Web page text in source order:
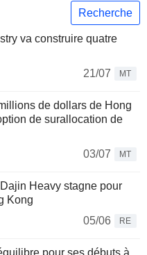
Recherche
va construire quatre
21/07
MT
de dollars de Hong
de surallocation de
03/07
MT
Heavy stagne pour
Kong
05/06
RE